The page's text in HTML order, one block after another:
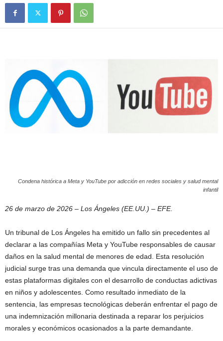
Condena histórica a Meta y YouTube por adicción en redes sociales y salud mental
infantil
26 de marzo de 2026 – Los Ángeles (EE.UU.) – EFE.
Un tribunal de Los Ángeles ha emitido un fallo sin precedentes al
declarar a las compañías Meta y YouTube responsables de causar
daños en la salud mental de menores de edad. Esta resolución
judicial surge tras una demanda que vincula directamente el uso de
estas plataformas digitales con el desarrollo de conductas adictivas
en niños y adolescentes. Como resultado inmediato de la
sentencia, las empresas tecnológicas deberán enfrentar el pago de
una indemnización millonaria destinada a reparar los perjuicios
morales y económicos ocasionados a la parte demandante.